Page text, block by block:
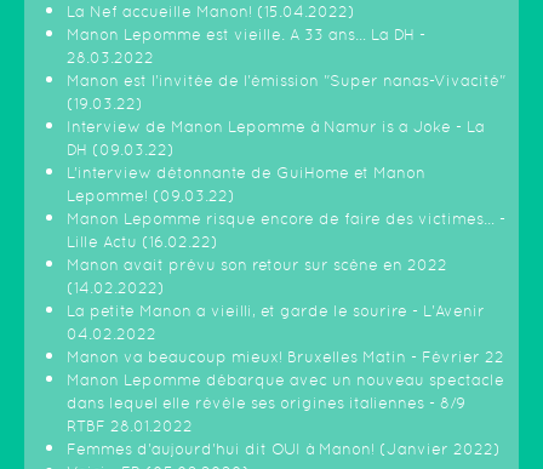
La Nef accueille Manon! (15.04.2022)
Manon Lepomme est vieille. A 33 ans… La DH -
28.03.2022
Manon est l'invitée de l'émission "Super nanas-Vivacité"
(19.03.22)
Interview de Manon Lepomme à Namur is a Joke - La
DH (09.03.22)
L’interview détonnante de GuiHome et Manon
Lepomme! (09.03.22)
Manon Lepomme risque encore de faire des victimes… -
Lille Actu (16.02.22)
Manon avait prévu son retour sur scène en 2022
(14.02.2022)
La petite Manon a vieilli, et garde le sourire - L'Avenir
04.02.2022
Manon va beaucoup mieux! Bruxelles Matin - Février 22
Manon Lepomme débarque avec un nouveau spectacle
dans lequel elle révèle ses origines italiennes - 8/9
RTBF 28.01.2022
Femmes d'aujourd'hui dit OUI à Manon! (Janvier 2022)